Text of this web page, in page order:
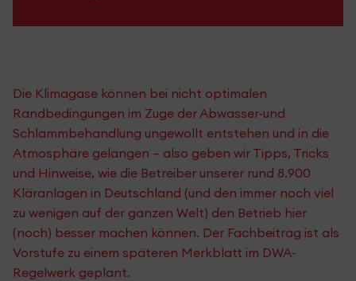
Die Klimagase können bei nicht optimalen
Randbedingungen im Zuge der Abwasser-und
Schlammbehandlung ungewollt entstehen und in die
Atmosphäre gelangen – also geben wir Tipps, Tricks
und Hinweise, wie die Betreiber unserer rund 8.900
Kläranlagen in Deutschland (und den immer noch viel
zu wenigen auf der ganzen Welt) den Betrieb hier
(noch) besser machen können. Der Fachbeitrag ist als
Vorstufe zu einem späteren Merkblatt im DWA-
Regelwerk geplant.